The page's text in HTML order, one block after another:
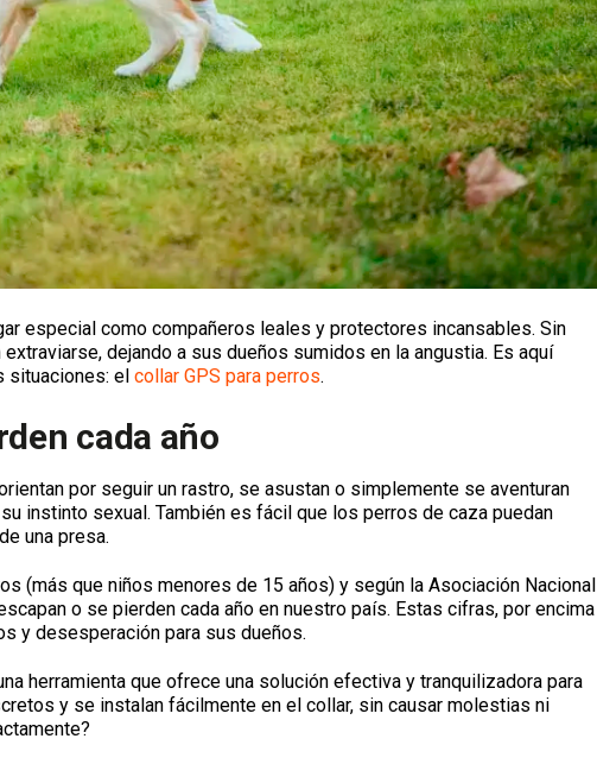
especial como compañeros leales y protectores incansables. Sin
dejando a sus dueños sumidos en la angustia. Es aquí
situaciones: el collar GPS para perros.
cada año
por seguir un rastro, se asustan o simplemente se aventuran
instinto sexual. También es fácil que los perros de caza puedan
una presa.
(más que niños menores de 15 años) y según la Asociación Nacional
o se pierden cada año en nuestro país. Estas cifras, por encima
y desesperación para sus dueños.
herramienta que ofrece una solución efectiva y tranquilizadora para
y se instalan fácilmente en el collar, sin causar molestias ni